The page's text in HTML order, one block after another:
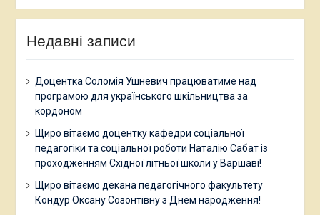
Недавні записи
Доцентка Соломія Ушневич працюватиме над
програмою для українського шкільництва за
кордоном
Щиро вітаємо доцентку кафедри соціальної
педагогіки та соціальної роботи Наталію Сабат із
проходженням Східної літньої школи у Варшаві!
Щиро вітаємо декана педагогічного факультету
Кондур Оксану Созонтівну з Днем народження!